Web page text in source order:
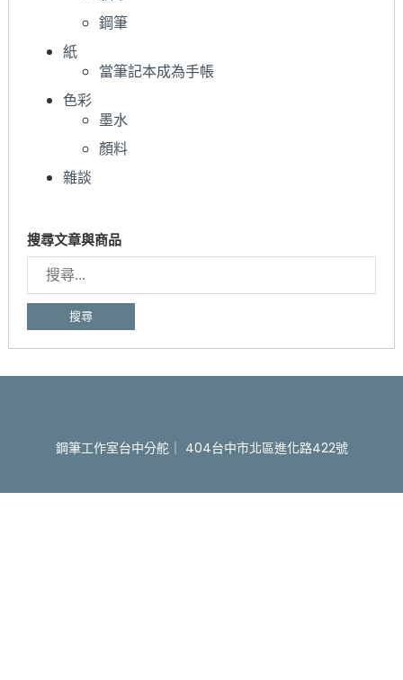
鋼筆
紙
當筆記本成為手帳
色彩
墨水
顏料
雜談
搜尋文章與商品
關
鋼筆工作室台中分舵｜ 404台中市北區進化路422號